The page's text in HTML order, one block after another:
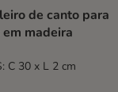
de canto para
madeira
C 30 x L 2 cm